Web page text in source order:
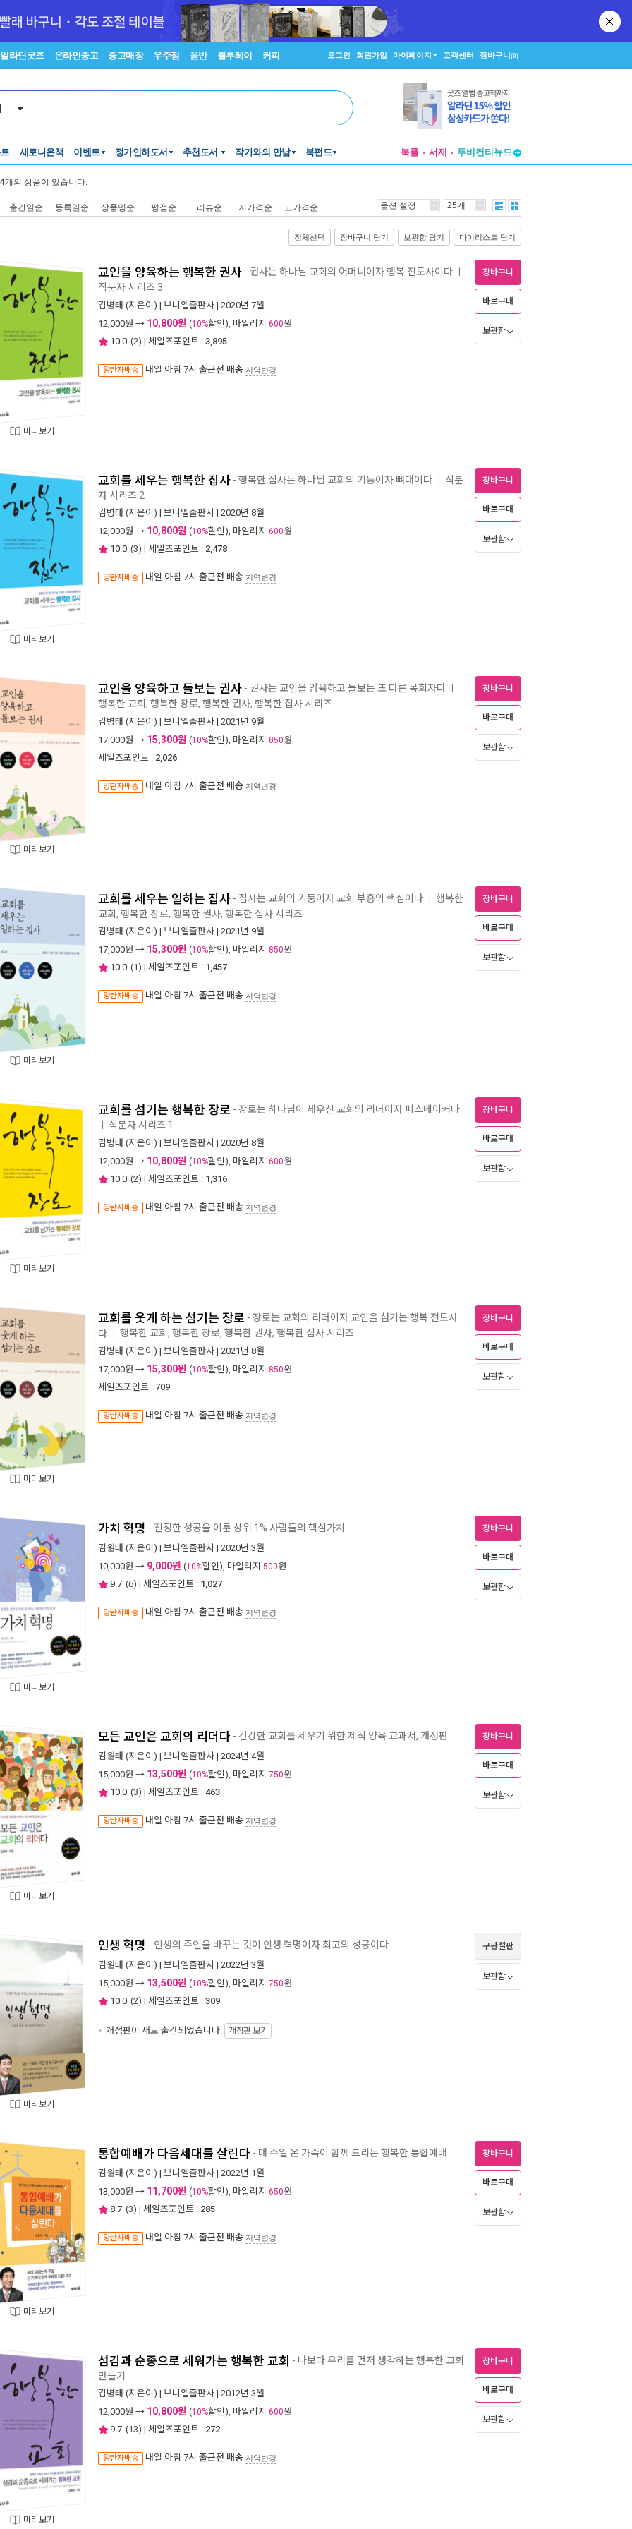
알라딘굿즈 온라인중고 중고매장 우주점 음반 블루레이 커피 로그인 회원가입 마이페이지 고객센터 장바구니(0)
새로나온책 이벤트 정가인하도서 추천도서 작가와의 만남 북펀드 북플 서재
투비컨티뉴드
개의 상품이 있습니다.
출간일순 등록일순 상품명순 평점순 리뷰순 저가격순 고가격순 옵션 설정 25개
전체선택 장바구니 담기 보관함 담기 마이리스트 담기
미리보기
교인을 양육하는 행복한 권사 - 권사는 하나님 교회의 어머니이자 행복 전도사이다
직분자 시리즈 3
김병태 (지은이) | 브니엘출판사 | 2020년 7월
12,000원 → 10,800원 (10%할인), 마일리지 600원
10.0 (2) | 세일즈포인트 : 3,895
양탄자배송 내일 아침 7시 출근전 배송 지역변경
장바구니
바로구매
보관함
미리보기
교회를 세우는 행복한 집사 - 행복한 집사는 하나님 교회의 기둥이자 뼈대이다 직분
자 시리즈 2
김병태 (지은이) | 브니엘출판사 | 2020년 8월
12,000원 → 10,800원 (10%할인), 마일리지 600원
10.0 (3) | 세일즈포인트 : 2,478
양탄자배송 내일 아침 7시 출근전 배송 지역변경
장바구니
바로구매
보관함
미리보기
교인을 양육하고 돌보는 권사 - 권사는 교인을 양육하고 돌보는 또 다른 목회자다
행복한 교회, 행복한 장로, 행복한 권사, 행복한 집사 시리즈
김병태 (지은이) | 브니엘출판사 | 2021년 9월
17,000원 → 15,300원 (10%할인), 마일리지 850원
세일즈포인트 : 2,026
양탄자배송 내일 아침 7시 출근전 배송 지역변경
장바구니
바로구매
보관함
미리보기
교회를 세우는 일하는 집사 - 집사는 교회의 기둥이자 교회 부흥의 핵심이다 행복한
교회, 행복한 장로, 행복한 권사, 행복한 집사 시리즈
김병태 (지은이) | 브니엘출판사 | 2021년 9월
17,000원 → 15,300원 (10%할인), 마일리지 850원
10.0 (1) | 세일즈포인트 : 1,457
양탄자배송 내일 아침 7시 출근전 배송 지역변경
장바구니
바로구매
보관함
미리보기
교회를 섬기는 행복한 장로 - 장로는 하나님이 세우신 교회의 리더이자 피스메이커다
직분자 시리즈 1
김병태 (지은이) | 브니엘출판사 | 2020년 8월
12,000원 → 10,800원 (10%할인), 마일리지 600원
10.0 (2) | 세일즈포인트 : 1,316
양탄자배송 내일 아침 7시 출근전 배송 지역변경
장바구니
바로구매
보관함
미리보기
교회를 웃게 하는 섬기는 장로 - 장로는 교회의 리더이자 교인을 섬기는 행복 전도사
다 행복한 교회, 행복한 장로, 행복한 권사, 행복한 집사 시리즈
김병태 (지은이) | 브니엘출판사 | 2021년 8월
17,000원 → 15,300원 (10%할인), 마일리지 850원
세일즈포인트 : 709
양탄자배송 내일 아침 7시 출근전 배송 지역변경
장바구니
바로구매
보관함
미리보기
가치 혁명 - 진정한 성공을 이룬 상위 1% 사람들의 핵심가치
김원태 (지은이) | 브니엘출판사 | 2020년 3월
10,000원 → 9,000원 (10%할인), 마일리지 500원
9.7 (6) | 세일즈포인트 : 1,027
양탄자배송 내일 아침 7시 출근전 배송 지역변경
장바구니
바로구매
보관함
미리보기
모든 교인은 교회의 리더다 - 건강한 교회를 세우기 위한 제직 양육 교과서, 개정판
김원태 (지은이) | 브니엘출판사 | 2024년 4월
15,000원 → 13,500원 (10%할인), 마일리지 750원
10.0 (3) | 세일즈포인트 : 463
양탄자배송 내일 아침 7시 출근전 배송 지역변경
장바구니
바로구매
보관함
미리보기
인생 혁명 - 인생의 주인을 바꾸는 것이 인생 혁명이자 최고의 성공이다
김원태 (지은이) | 브니엘출판사 | 2022년 3월
15,000원 → 13,500원 (10%할인), 마일리지 750원
10.0 (2) | 세일즈포인트 : 309
개정판이 새로 출간되었습니다. 개정판 보기
구판절판
보관함
미리보기
통합예배가 다음세대를 살린다 - 매 주일 온 가족이 함께 드리는 행복한 통합예배
김원태 (지은이) | 브니엘출판사 | 2022년 1월
13,000원 → 11,700원 (10%할인), 마일리지 650원
8.7 (3) | 세일즈포인트 : 285
양탄자배송 내일 아침 7시 출근전 배송 지역변경
장바구니
바로구매
보관함
미리보기
섬김과 순종으로 세워가는 행복한 교회 - 나보다 우리를 먼저 생각하는 행복한 교회
만들기
김병태 (지은이) | 브니엘출판사 | 2012년 3월
12,000원 → 10,800원 (10%할인), 마일리지 600원
9.7 (13) | 세일즈포인트 : 272
양탄자배송 내일 아침 7시 출근전 배송 지역변경
장바구니
바로구매
보관함